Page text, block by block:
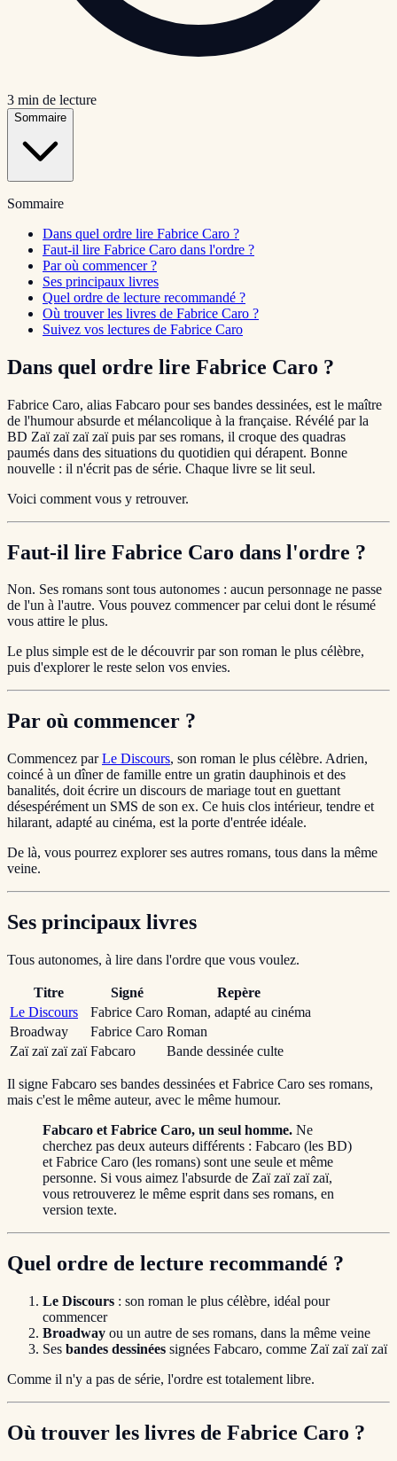
3 min de lecture
Sommaire
Sommaire
Dans quel ordre lire Fabrice Caro ?
Faut-il lire Fabrice Caro dans l'ordre ?
Par où commencer ?
Ses principaux livres
Quel ordre de lecture recommandé ?
Où trouver les livres de Fabrice Caro ?
Suivez vos lectures de Fabrice Caro
Dans quel ordre lire Fabrice Caro ?
Fabrice Caro, alias Fabcaro pour ses bandes dessinées, est le maître
de l'humour absurde et mélancolique à la française. Révélé par la
BD Zaï zaï zaï zaï puis par ses romans, il croque des quadras
paumés dans des situations du quotidien qui dérapent. Bonne
nouvelle : il n'écrit pas de série. Chaque livre se lit seul.
Voici comment vous y retrouver.
Faut-il lire Fabrice Caro dans l'ordre ?
Non. Ses romans sont tous autonomes : aucun personnage ne passe
de l'un à l'autre. Vous pouvez commencer par celui dont le résumé
vous attire le plus.
Le plus simple est de le découvrir par son roman le plus célèbre,
puis d'explorer le reste selon vos envies.
Par où commencer ?
Commencez parLe Discours, son roman le plus célèbre. Adrien,
coincé à un dîner de famille entre un gratin dauphinois et des
banalités, doit écrire un discours de mariage tout en guettant
désespérément un SMS de son ex. Ce huis clos intérieur, tendre et
hilarant, adapté au cinéma, est la porte d'entrée idéale.
De là, vous pourrez explorer ses autres romans, tous dans la même
veine.
Ses principaux livres
Tous autonomes, à lire dans l'ordre que vous voulez.
Titre Signé
Repère
Le Discours
Fabrice Caro Roman, adapté au cinéma
Broadway
Fabrice Caro Roman
Zaï zaï zaï zaï Fabcaro Bande dessinée culte
Il signe Fabcaro ses bandes dessinées et Fabrice Caro ses romans,
mais c'est le même auteur, avec le même humour.
Fabcaro et Fabrice Caro, un seul homme. Ne
cherchez pas deux auteurs différents : Fabcaro (les BD)
et Fabrice Caro (les romans) sont une seule et même
personne. Si vous aimez l'absurde de Zaï zaï zaï zaï,
vous retrouverez le même esprit dans ses romans, en
version texte.
Quel ordre de lecture recommandé ?
Le Discours : son roman le plus célèbre, idéal pour
commencer
Broadway ou un autre de ses romans, dans la même veine
Ses bandes dessinées signées Fabcaro, comme Zaï zaï zaï zaï
Comme il n'y a pas de série, l'ordre est totalement libre.
Où trouver les livres de Fabrice Caro ?